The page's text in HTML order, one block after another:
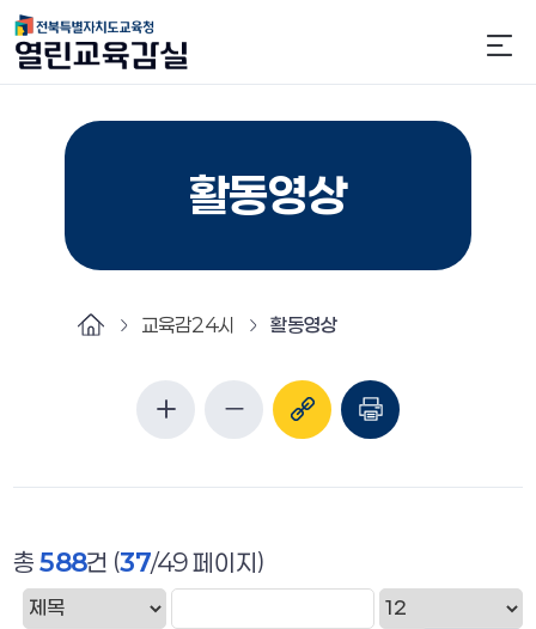
활동영상
교육감24시 활동영상
총588건 (37/49 페이지)